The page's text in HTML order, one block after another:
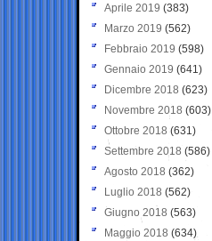
Aprile 2019 (383)
Marzo 2019 (562)
Febbraio 2019 (598)
Gennaio 2019 (641)
Dicembre 2018 (623)
Novembre 2018 (603)
Ottobre 2018 (631)
Settembre 2018 (586)
Agosto 2018 (362)
Luglio 2018 (562)
Giugno 2018 (563)
Maggio 2018 (634)